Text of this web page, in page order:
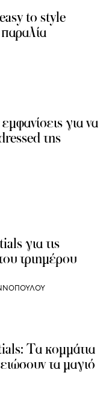
to style
για να
της
για τις
τριημέρου
Τα κομμάτια
τα μαγιό